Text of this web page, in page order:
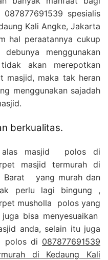
spesialis
Kali Angke, Jakarta
hal peraatannya cukup
menggunakan
akan merepotkan
masjid, maka tak heran
menggunakan sajadah
berkualitas.
alas masjid polos di
masjid termurah di
Barat yang murah dan
perlu lagi bingung ,
musholla polos yang
bisa menyesuaikan
anda, selain itu juga
polos di 087877691539
di Kedaung Kali